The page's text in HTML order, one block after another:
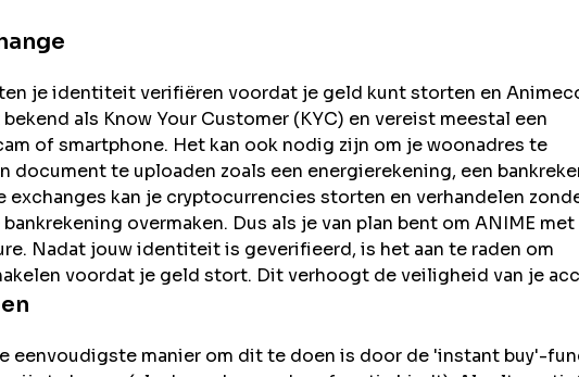
je identiteit verifiëren voordat je geld kunt storten en
als Know Your Customer (KYC) en vereist meestal een
of smartphone. Het kan ook nodig zijn om je woonadres te
document te uploaden zoals een energierekening, een
kan je cryptocurrencies storten en verhandelen
overmaken. Dus als je van plan bent om ANIME met
Nadat jouw identiteit is geverifieerd, is het aan te raden om
voordat je geld stort. Dit verhoogt de veiligheid van je
eenvoudigste manier om dit te doen is door de 'instant buy'-